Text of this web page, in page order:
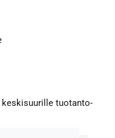
tuotanto-